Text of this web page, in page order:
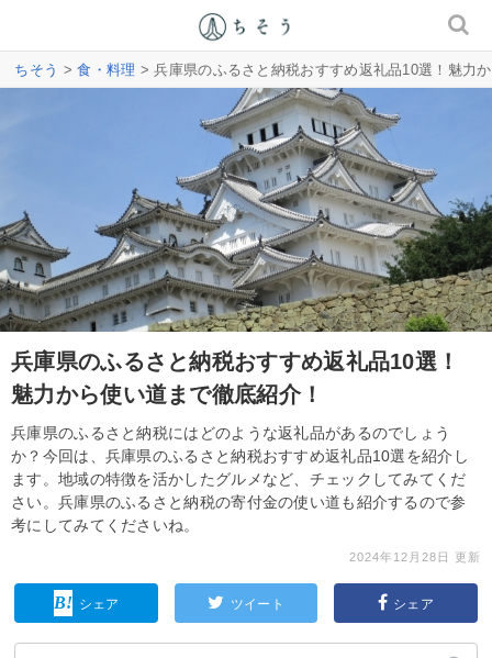
ちそう >食・料理 > 兵庫県のふるさと納税おすすめ返礼品10選！魅力
兵庫県のふるさと納税おすすめ返礼品10選！
魅力から使い道まで徹底紹介！
兵庫県のふるさと納税にはどのような返礼品があるのでしょう
か？今回は、兵庫県のふるさと納税おすすめ返礼品10選を紹介し
ます。地域の特徴を活かしたグルメなど、チェックしてみてくだ
さい。兵庫県のふるさと納税の寄付金の使い道も紹介するので参
考にしてみてくださいね。
2024年12月28日 更新
シェア ツイート シェア